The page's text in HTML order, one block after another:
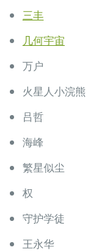
三丰
几何宇宙
万户
火星人小浣熊
吕哲
海峰
繁星似尘
权
守护学徒
王永华